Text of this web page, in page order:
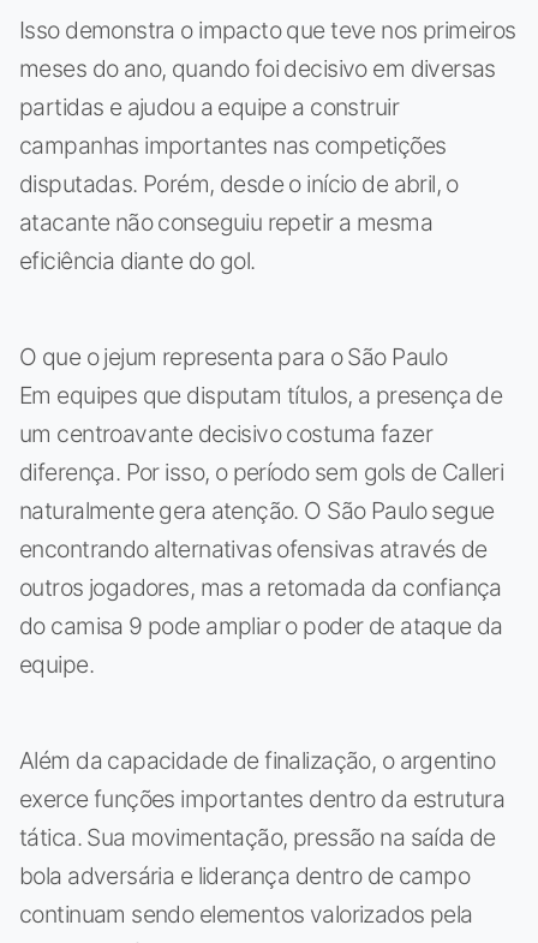
Isso demonstra o impacto que teve nos primeiros
meses do ano, quando foi decisivo em diversas
partidas e ajudou a equipe a construir
campanhas importantes nas competições
disputadas. Porém, desde o início de abril, o
atacante não conseguiu repetir a mesma
eficiência diante do gol.
O que o jejum representa para o São Paulo
Em equipes que disputam títulos, a presença de
um centroavante decisivo costuma fazer
diferença. Por isso, o período sem gols de Calleri
naturalmente gera atenção. O São Paulo segue
encontrando alternativas ofensivas através de
outros jogadores, mas a retomada da confiança
do camisa 9 pode ampliar o poder de ataque da
equipe.
Além da capacidade de finalização, o argentino
exerce funções importantes dentro da estrutura
tática. Sua movimentação, pressão na saída de
bola adversária e liderança dentro de campo
continuam sendo elementos valorizados pela